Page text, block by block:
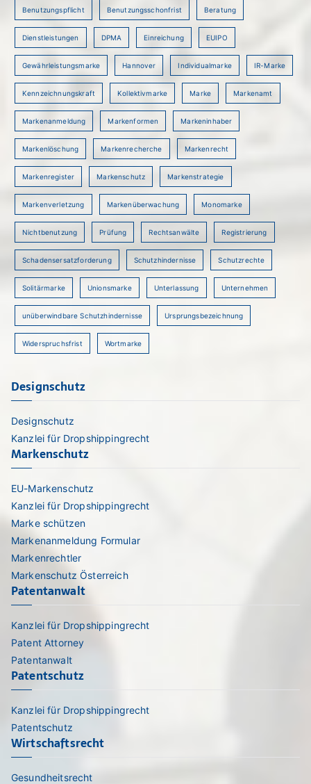
Benutzungspflicht Benutzungsschonfrist Beratung
Dienstleistungen DPMA Einreichung EUIPO
Gewährleistungsmarke Hannover Individualmarke IR-Marke
Kennzeichnungskraft Kollektivmarke Marke Markenamt
Markenanmeldung Markenformen Markeninhaber
Markenlöschung Markenrecherche Markenrecht
Markenregister Markenschutz Markenstrategie
Markenverletzung Markenüberwachung Monomarke
Nichtbenutzung Prüfung Rechtsanwälte Registrierung
Schadensersatzforderung Schutzhindernisse Schutzrechte
Solitärmarke Unionsmarke Unterlassung Unternehmen
unüberwindbare Schutzhindernisse Ursprungsbezeichnung
Widerspruchsfrist Wortmarke
Designschutz
Designschutz
Kanzlei für Dropshippingrecht
Markenschutz
EU-Markenschutz
Kanzlei für Dropshippingrecht
Marke schützen
Markenanmeldung Formular
Markenrechtler
Markenschutz Österreich
Patentanwalt
Kanzlei für Dropshippingrecht
Patent Attorney
Patentanwalt
Patentschutz
Kanzlei für Dropshippingrecht
Patentschutz
Wirtschaftsrecht
Gesundheitsrecht